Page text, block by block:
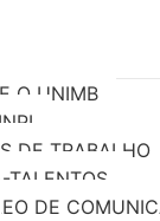
O UNIMB
DE TRABALHO
TALENTOS
DE